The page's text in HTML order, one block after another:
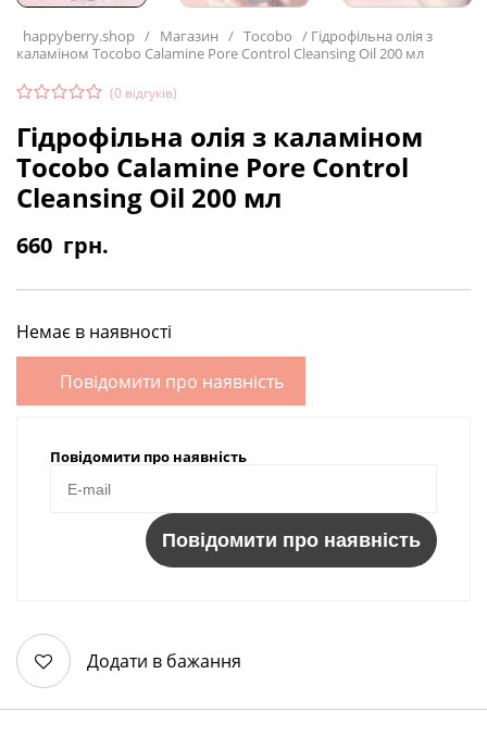
happyberry.shop / Магазин / Tocobo / Гідрофільна олія з
каламіном Tocobo Calamine Pore Control Cleansing Oil 200 мл
(0 відгуків)
Гідрофільна олія з каламіном
Tocobo Calamine Pore Control
Cleansing Oil 200 мл
660 грн.
Немає в наявності
Повідомити про наявність
Повідомити про наявність
Повідомити про наявність
Додати в бажання